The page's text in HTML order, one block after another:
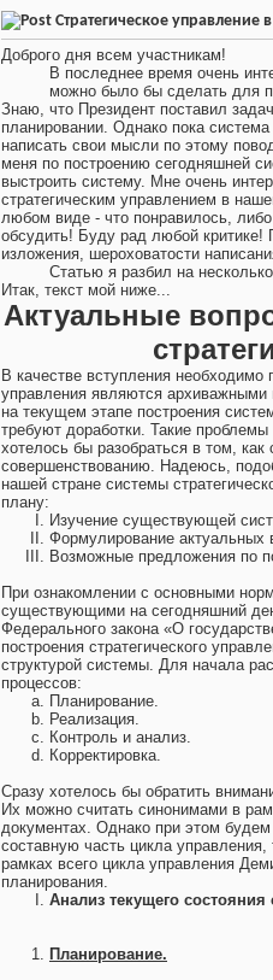
Стратегическое управление
Доброго дня всем участникам!
В последнее время очень
можно было бы сделать для
Знаю, что Президент поставил
планировании. Однако пока
написать свои мысли по этому
меня по построению сегодняшней
выстроить систему. Мне очень
стратегическим управлением в
любом виде - что понравилось,
обсудить! Буду рад любой критике!
изложения, шероховатости
Статью я разбил на
Итак, текст мой ниже...
Актуальные
В качестве вступления необходимо
управления являются
на текущем этапе построения
требуют доработки. Такие
хотелось бы разобраться в том,
совершенствованию. Надеюсь,
нашей стране системы
плану:
Изучение существующей
Формулирование актуальных
Возможные предложения по
При ознакомлении с основными
существующими на сегодняшний
Федерального закона «О
построения стратегического
структурой системы. Для начала
процессов:
Планирование.
Реализация.
Контроль и анализ.
Корректировка.
Сразу хотелось бы обратить
Их можно считать синонимами в
документах. Однако при этом будем
составную часть цикла
рамках всего цикла управления
планирования.
Анализ текущего состояния
Планирование.